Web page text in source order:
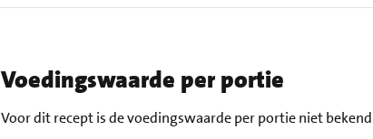
Voedingswaarde per portie
Voor dit recept is de voedingswaarde per portie niet